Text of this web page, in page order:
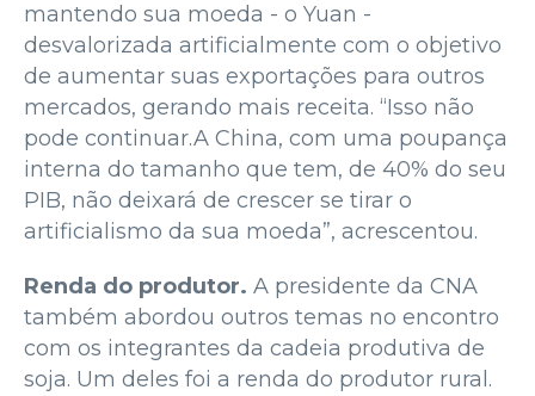
mantendo sua moeda - o Yuan -
desvalorizada artificialmente com o objetivo
de aumentar suas exportações para outros
mercados, gerando mais receita. “Isso não
pode continuar.A China, com uma poupança
interna do tamanho que tem, de 40% do seu
PIB, não deixará de crescer se tirar o
artificialismo da sua moeda”, acrescentou.
Renda do produtor. A presidente da CNA
também abordou outros temas no encontro
com os integrantes da cadeia produtiva de
soja. Um deles foi a renda do produtor rural.